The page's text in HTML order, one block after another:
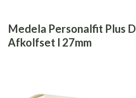
Medela Personalfit Plus
Afkolfset l 27mm